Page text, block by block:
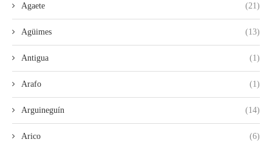
Agaete (21)
Agüimes (13)
Antigua (1)
Arafo (1)
Arguineguín (14)
Arico (6)